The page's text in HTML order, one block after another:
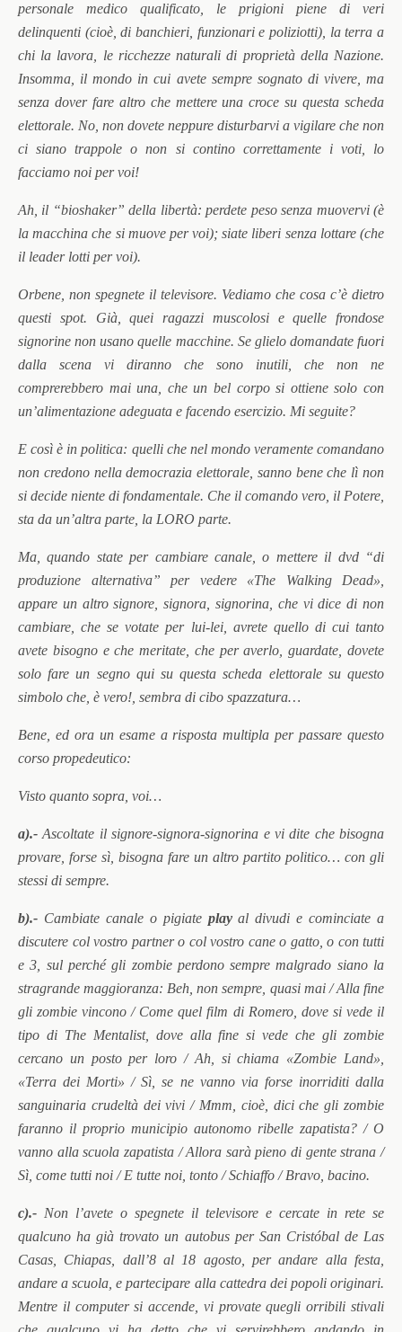
personale medico qualificato, le prigioni piene di veri
delinquenti (cioè, di banchieri, funzionari e poliziotti), la terra a
chi la lavora, le ricchezze naturali di proprietà della Nazione.
Insomma, il mondo in cui avete sempre sognato di vivere, ma
senza dover fare altro che mettere una croce su questa scheda
elettorale. No, non dovete neppure disturbarvi a vigilare che non
ci siano trappole o non si contino correttamente i voti, lo
facciamo noi per voi!
Ah, il “bioshaker” della libertà: perdete peso senza muovervi (è
la macchina che si muove per voi); siate liberi senza lottare (che
il leader lotti per voi).
Orbene, non spegnete il televisore. Vediamo che cosa c’è dietro
questi spot. Già, quei ragazzi muscolosi e quelle frondose
signorine non usano quelle macchine. Se glielo domandate fuori
dalla scena vi diranno che sono inutili, che non ne
comprerebbero mai una, che un bel corpo si ottiene solo con
un’alimentazione adeguata e facendo esercizio. Mi seguite?
E così è in politica: quelli che nel mondo veramente comandano
non credono nella democrazia elettorale, sanno bene che lì non
si decide niente di fondamentale. Che il comando vero, il Potere,
sta da un’altra parte, la LORO parte.
Ma, quando state per cambiare canale, o mettere il dvd “di
produzione alternativa” per vedere «The Walking Dead»,
appare un altro signore, signora, signorina, che vi dice di non
cambiare, che se votate per lui-lei, avrete quello di cui tanto
avete bisogno e che meritate, che per averlo, guardate, dovete
solo fare un segno qui su questa scheda elettorale su questo
simbolo che, è vero!, sembra di cibo spazzatura…
Bene, ed ora un esame a risposta multipla per passare questo
corso propedeutico:
Visto quanto sopra, voi…
a).- Ascoltate il signore-signora-signorina e vi dite che bisogna
provare, forse sì, bisogna fare un altro partito politico… con gli
stessi di sempre.
b).- Cambiate canale o pigiate playal divudi e cominciate a
discutere col vostro partner o col vostro cane o gatto, o con tutti
e 3, sul perché gli zombie perdono sempre malgrado siano la
stragrande maggioranza: Beh, non sempre, quasi mai / Alla fine
gli zombie vincono / Come quel film di Romero, dove si vede il
tipo di The Mentalist, dove alla fine si vede che gli zombie
cercano un posto per loro / Ah, si chiama «Zombie Land»,
«Terra dei Morti» / Sì, se ne vanno via forse inorriditi dalla
sanguinaria crudeltà dei vivi / Mmm, cioè, dici che gli zombie
faranno il proprio municipio autonomo ribelle zapatista? / O
vanno alla scuola zapatista / Allora sarà pieno di gente strana /
Sì, come tutti noi / E tutte noi, tonto / Schiaffo / Bravo, bacino.
c).- Non l’avete o spegnete il televisore e cercate in rete se
qualcuno ha già trovato un autobus per San Cristóbal de Las
Casas, Chiapas, dall’8 al 18 agosto, per andare alla festa,
andare a scuola, e partecipare alla cattedra dei popoli originari.
Mentre il computer si accende, vi provate quegli orribili stivali